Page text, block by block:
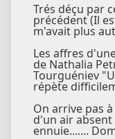
Trés déçu par
précédent (Il
m'avait plus
Les affres
de Nathalia
Tourguéniev
répète
On arrive pas
d'un air absent
ennuie.......